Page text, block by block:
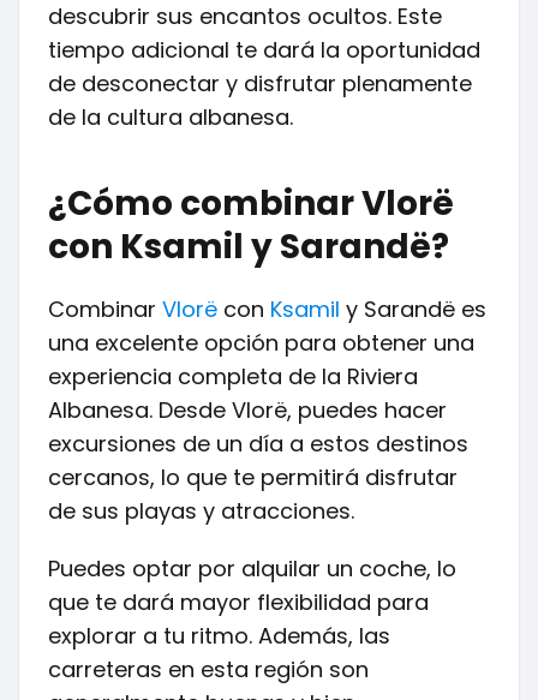
descubrir sus encantos ocultos. Este
tiempo adicional te dará la oportunidad
de desconectar y disfrutar plenamente
de la cultura albanesa.
¿Cómo combinar Vlorë
con Ksamil y Sarandë?
Combinar Vlorë con Ksamil y Sarandë es
una excelente opción para obtener una
experiencia completa de la Riviera
Albanesa. Desde Vlorë, puedes hacer
excursiones de un día a estos destinos
cercanos, lo que te permitirá disfrutar
de sus playas y atracciones.
Puedes optar por alquilar un coche, lo
que te dará mayor flexibilidad para
explorar a tu ritmo. Además, las
carreteras en esta región son